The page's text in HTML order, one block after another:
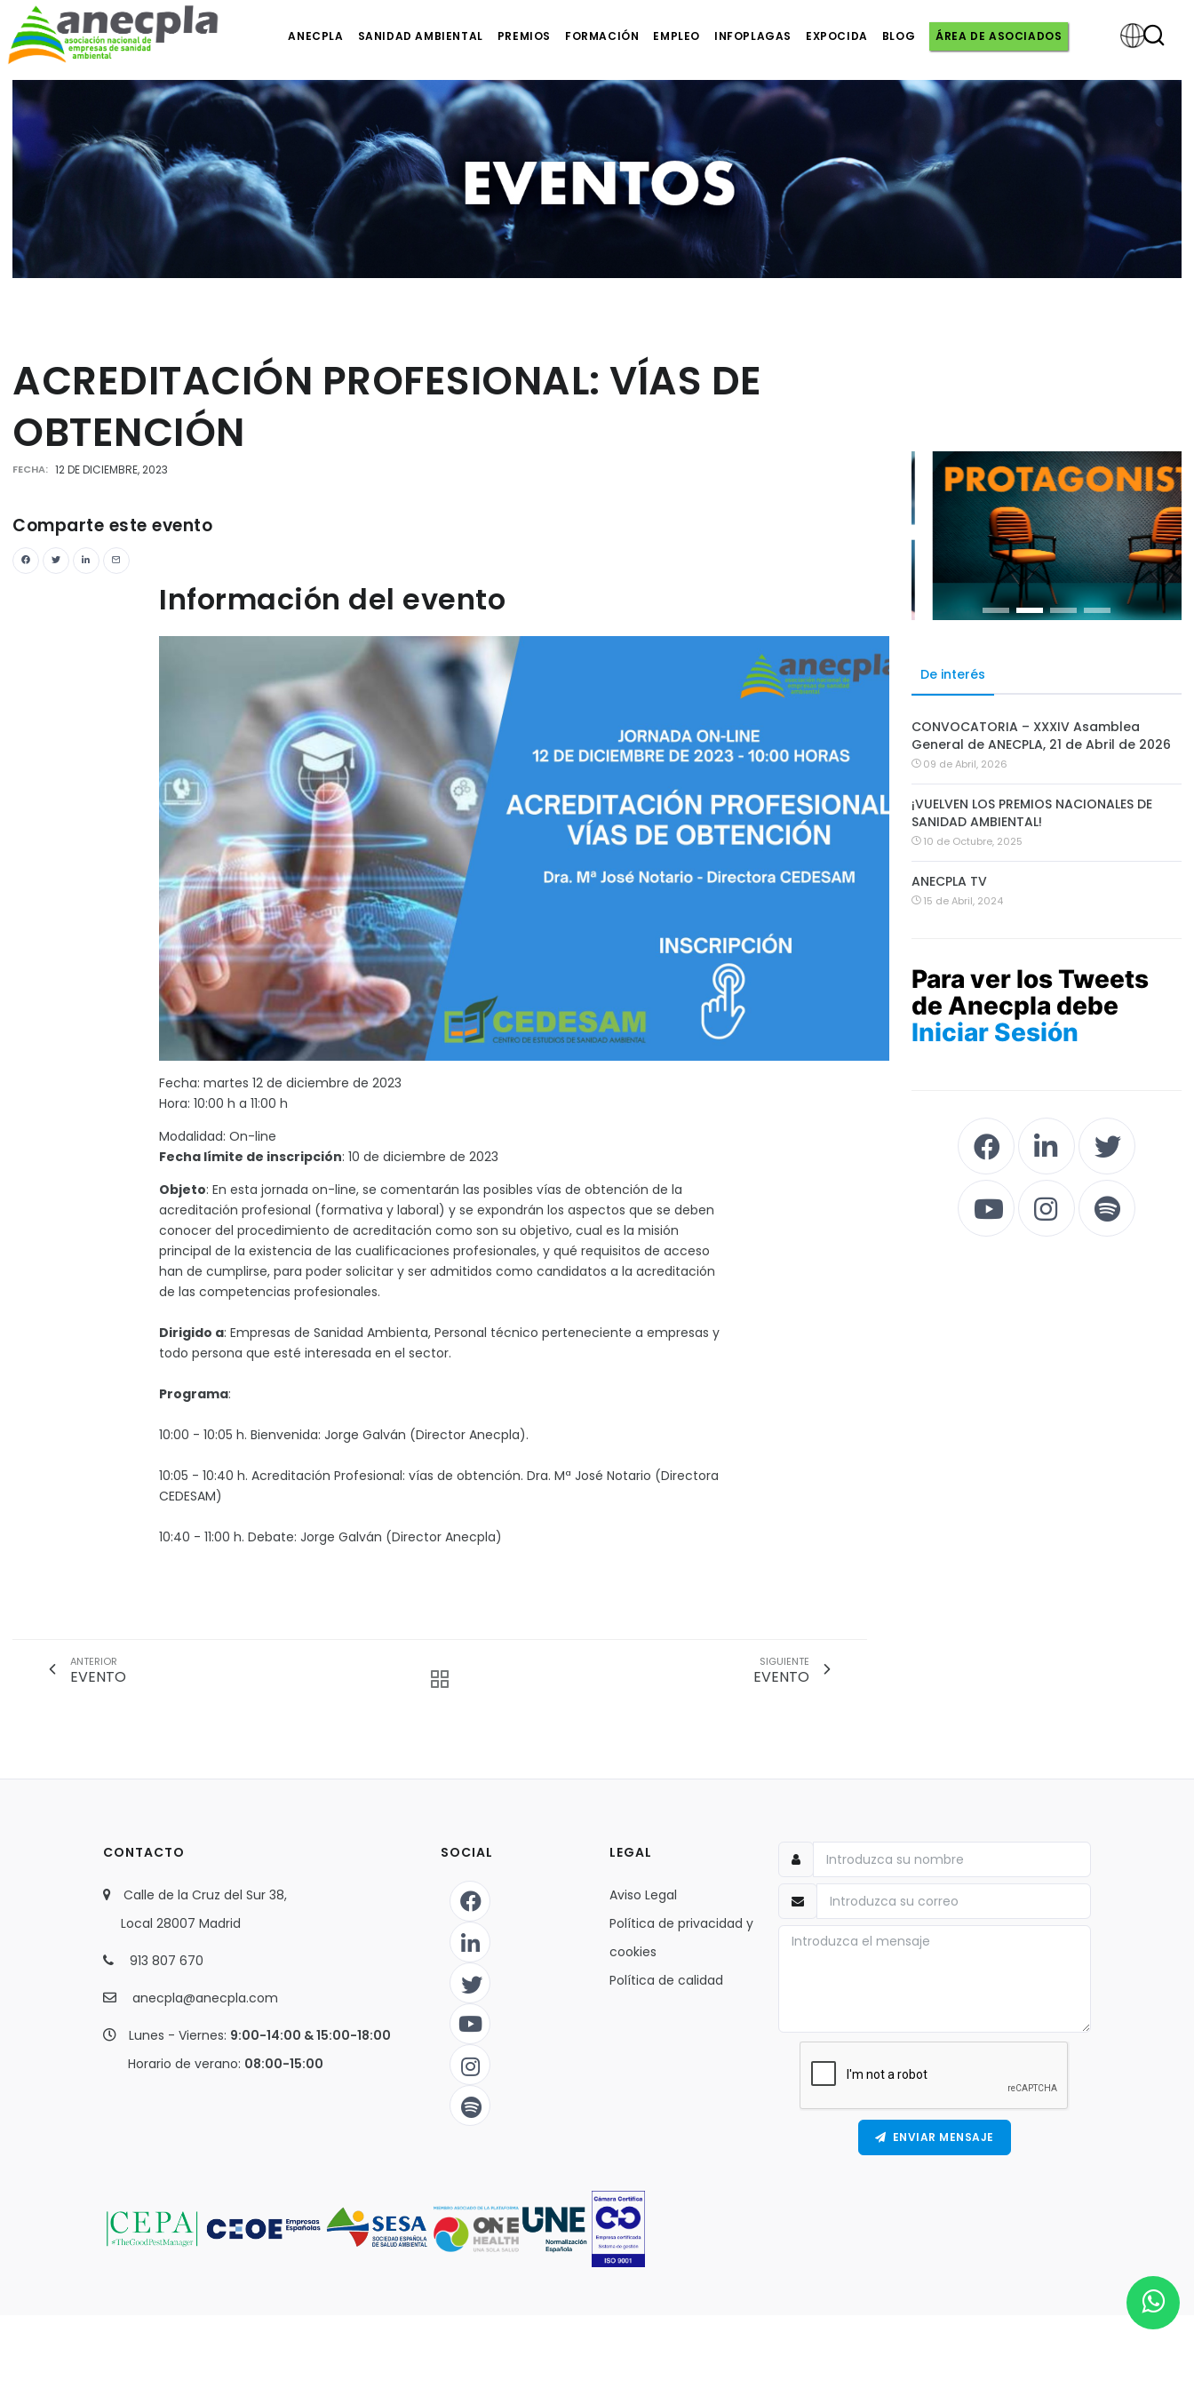
ANECPLA SANIDAD AMBIENTAL PREMIOS FORMACIÓN EMPLEO INFOPLAGAS EXPOCIDA BLOG ÁREA DE ASOCIADOS
ACREDITACIÓN PROFESIONAL: VÍAS DE
OBTENCIÓN
FECHA: 12 DE DICIEMBRE, 2023
Comparte este evento
Información del evento
Fecha: martes 12 de diciembre de 2023
Hora: 10:00 h a 11:00 h
Modalidad: On-line
Fecha límite de inscripción: 10 de diciembre de 2023
Objeto: En esta jornada on-line, se comentarán las posibles vías de obtención de la
acreditación profesional (formativa y laboral) y se expondrán los aspectos que se deben
conocer del procedimiento de acreditación como son su objetivo, cual es la misión
principal de la existencia de las cualificaciones profesionales, y qué requisitos de acceso
han de cumplirse, para poder solicitar y ser admitidos como candidatos a la acreditación
de las competencias profesionales.
Dirigido a: Empresas de Sanidad Ambienta, Personal técnico perteneciente a empresas y
todo persona que esté interesada en el sector.
Programa:
10:00 - 10:05 h. Bienvenida: Jorge Galván (Director Anecpla).
10:05 - 10:40 h. Acreditación Profesional: vías de obtención. Dra. Mª José Notario (Directora
CEDESAM)
10:40 - 11:00 h. Debate: Jorge Galván (Director Anecpla)
ANTERIOR
EVENTO
SIGUIENTE
EVENTO
De interés
CONVOCATORIA – XXXIV Asamblea
General de ANECPLA, 21 de Abril de 2026
09 de Abril, 2026
¡VUELVEN LOS PREMIOS NACIONALES DE
SANIDAD AMBIENTAL!
10 de Octubre, 2025
ANECPLA TV
15 de Abril, 2024
Para ver los Tweets
de Anecpla debe
Iniciar Sesión
CONTACTO
Calle de la Cruz del Sur 38,
Local 28007 Madrid
913 807 670
anecpla@anecpla.com
Lunes - Viernes: 9:00-14:00 & 15:00-18:00
Horario de verano: 08:00-15:00
SOCIAL LEGAL
Aviso Legal
Política de privacidad y
cookies
Política de calidad
ENVIAR MENSAJE